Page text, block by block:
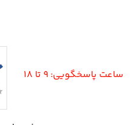
ساعت پاسخگویی: 9 تا 18